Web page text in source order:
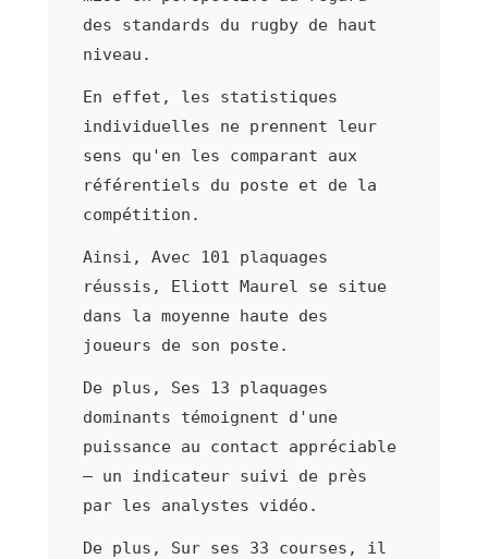
des standards du rugby de haut
niveau.
En effet, les statistiques
individuelles ne prennent leur
sens qu'en les comparant aux
référentiels du poste et de la
compétition.
Ainsi, Avec 101 plaquages
réussis, Eliott Maurel se situe
dans la moyenne haute des
joueurs de son poste.
De plus, Ses 13 plaquages
dominants témoignent d'une
puissance au contact appréciable
— un indicateur suivi de près
par les analystes vidéo.
De plus, Sur ses 33 courses, il